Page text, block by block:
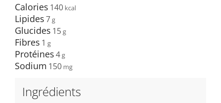
Calories 140
Lipides7
Glucides 15
Fibres 1
Protéines4
Sodium 150
Ingrédients